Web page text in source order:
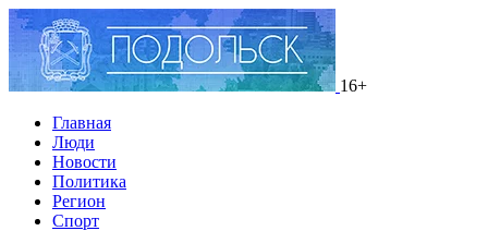
16+
Главная
Люди
Новости
Политика
Регион
Спорт